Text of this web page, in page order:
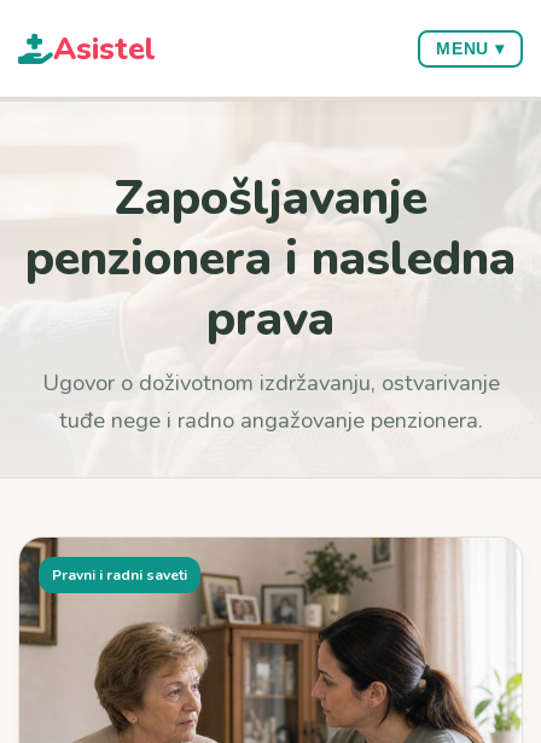
Asistel MENU ▾
Zapošljavanje
penzionera i nasledna
prava
Ugovor o doživotnom izdržavanju, ostvarivanje
tuđe nege i radno angažovanje penzionera.
Pravni i radni saveti